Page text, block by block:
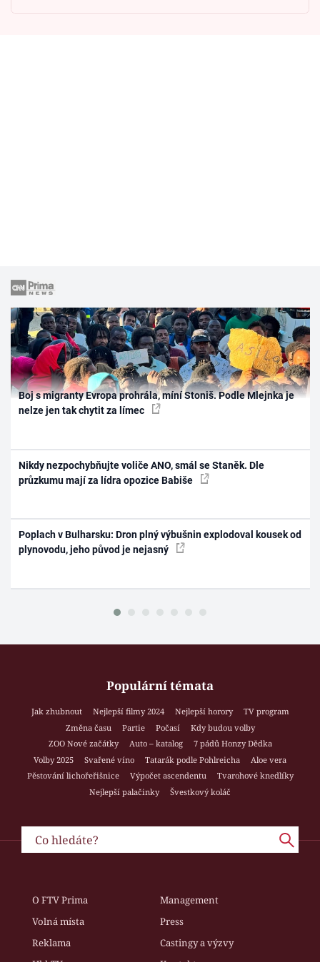
Boj s migranty Evropa prohrála, míní Stoniš. Podle Mlejnka je
nelze jen tak chytit za límec
Nikdy nezpochybňujte voliče ANO, smál se Staněk. Dle
průzkumu mají za lídra opozice Babiše
Poplach v Bulharsku: Dron plný výbušnin explodoval kousek od
plynovodu, jeho původ je nejasný
Populární témata
Jak zhubnout Nejlepší filmy 2024 Nejlepší horory
TV program
Změna času
Partie Počasí
Kdy budou volby
ZOO Nové začátky
Auto – katalog
7 pádů Honzy Dědka
Volby 2025
Svařené víno Tatarák podle Pohlreicha
Aloe vera
Pěstování lichořeřišnice
Výpočet ascendentu
Tvarohové knedlíky
Nejlepší palačinky
Švestkový koláč
O FTV Prima
Management
Volná místa
Press
Reklama
Castingy a výzvy